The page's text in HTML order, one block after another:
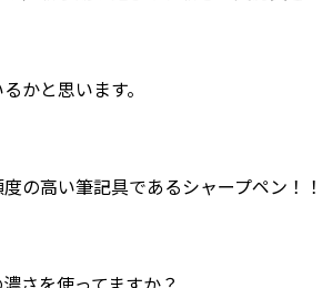
かと思います。
の高い筆記具であるシャープペン！！